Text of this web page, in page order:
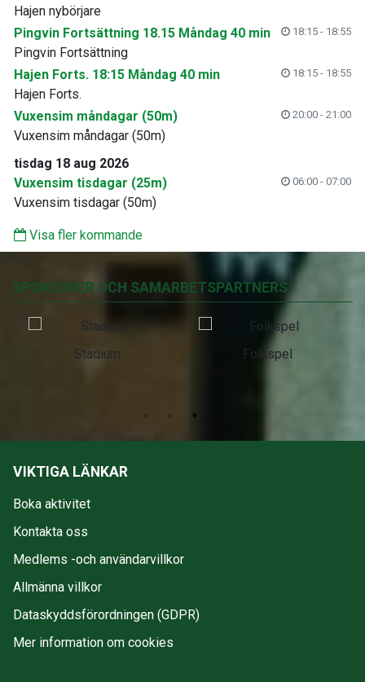
Hajen nybörjare
Pingvin Fortsättning 18.15 Måndag 40 min
18:15 - 18:55
Pingvin Fortsättning
Hajen Forts. 18:15 Måndag 40 min
18:15 - 18:55
Hajen Forts.
Vuxensim måndagar (50m)
20:00 - 21:00
Vuxensim måndagar (50m)
tisdag 18 aug 2026
Vuxensim tisdagar (25m)
06:00 - 07:00
Vuxensim tisdagar (50m)
Visa fler kommande
SPONSORER OCH SAMARBETSPARTNERS
Stadium Folkspel
VIKTIGA LÄNKAR
Boka aktivitet
Kontakta oss
Medlems -och användarvillkor
Allmänna villkor
Dataskyddsförordningen (GDPR)
Mer information om cookies